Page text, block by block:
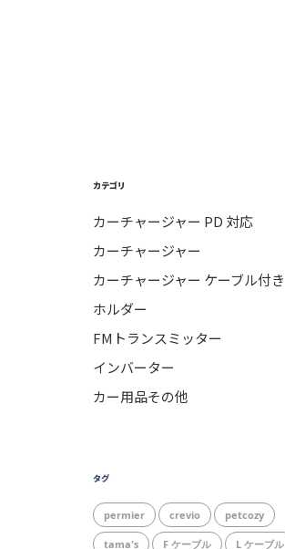
カテゴリ
カーチャージャー PD 対応
カーチャージャー
カーチャージャー ケーブル付き
ホルダー
FMトランスミッター
インバーター
カー用品その他
タグ
permier crevio petcozy
tama's F ケーブル L ケーブル